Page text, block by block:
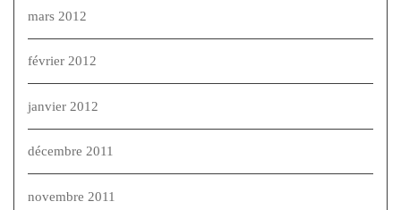
mars 2012
février 2012
janvier 2012
décembre 2011
novembre 2011